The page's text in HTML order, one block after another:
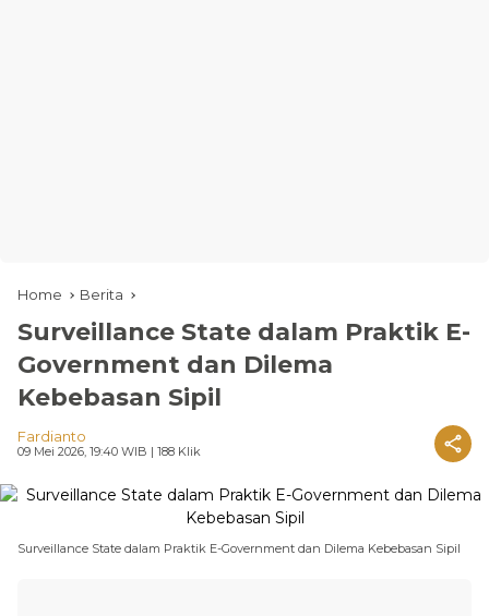
Home Berita
Surveillance State dalam Praktik E-
Government dan Dilema
Kebebasan Sipil
Fardianto
09 Mei 2026, 19:40 WIB | 188 Klik
Surveillance State dalam Praktik E-Government dan Dilema Kebebasan Sipil